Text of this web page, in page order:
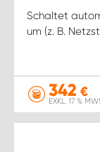
Schaltet
um (z. B.
342 €
EXKL. 17 %